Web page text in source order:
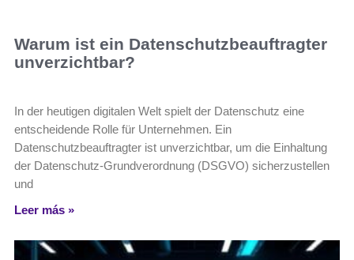
Warum ist ein Datenschutzbeauftragter
unverzichtbar?
In der heutigen digitalen Welt spielt der Datenschutz eine
entscheidende Rolle für Unternehmen. Ein
Datenschutzbeauftragter ist unverzichtbar, um die Einhaltung
der Datenschutz-Grundverordnung (DSGVO) sicherzustellen
und
Leer más »